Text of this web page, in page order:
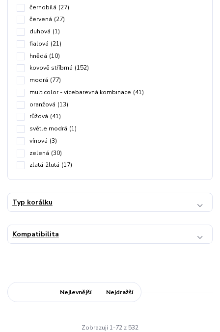
černobílá (27)
červená (27)
duhová (1)
fialová (21)
hnědá (10)
kovově stříbrná (152)
modrá (77)
multicolor - vícebarevná kombinace (41)
oranžová (13)
růžová (41)
světle modrá (1)
vínová (3)
zelená (30)
zlatá-žlutá (17)
Typ korálku
Kompatibilita
Nejlevnější Nejdražší
Zobrazuji 1-72 z 532